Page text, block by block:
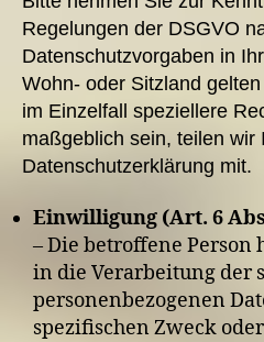
Regelungen der DSGVO
Datenschutzvorgaben in
Wohn- oder Sitzland
im Einzelfall speziellere
maßgeblich sein, teilen wir
Datenschutzerklärung mit.
Einwilligung (Art. 6
– Die betroffene
in die Verarbeitung der
personenbezogenen
spezifischen Zweck